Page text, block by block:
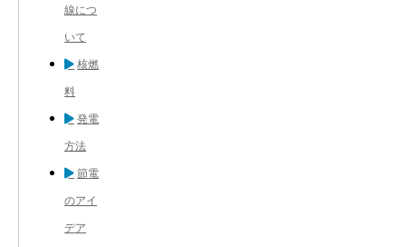
線につ
いて
核燃
料
発電
方法
節電
のアイ
デア